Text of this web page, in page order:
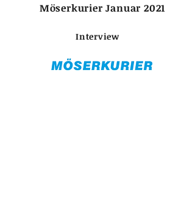
Möserkurier Januar 2021
Interview